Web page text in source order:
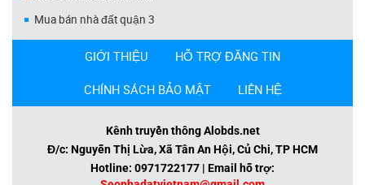
Mua bán nhà đất quận 3
GIỚI THIỆU HỖ TRỢ ĐĂNG TIN
CHÍNH SÁCH BẢO MẬT LIÊN HỆ
Kênh truyền thông Alobds.net
Đ/c: Nguyễn Thị Lừa, Xã Tân An Hội, Củ Chi, TP HCM
Hotline: 0971722177 | Email hỗ trợ: